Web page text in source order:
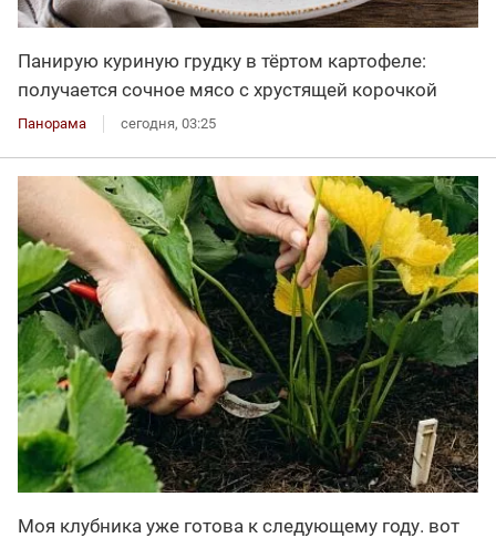
Панирую куриную грудку в тёртом картофеле:
получается сочное мясо с хрустящей корочкой
Панорама сегодня, 03:25
Моя клубника уже готова к следующему году. вот